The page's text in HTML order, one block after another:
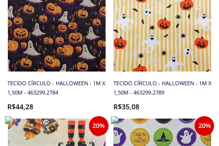
TECIDO CÍRCULO - HALLOWEEN - 1M X
1,50M - 463299.2784
R$44,28
TECIDO CÍRCULO - HALLOWEEN - 1M X
1,50M - 463299.2789
R$35,08
20% 20%